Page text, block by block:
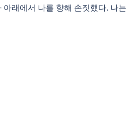
아래에서 나를 향해 손짓했다. 나는